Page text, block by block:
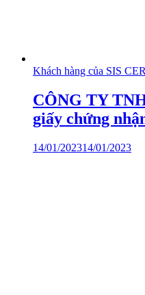
Khách hàng của SIS
CÔNG TY
giấy chứng
14/01/202314/01/2023